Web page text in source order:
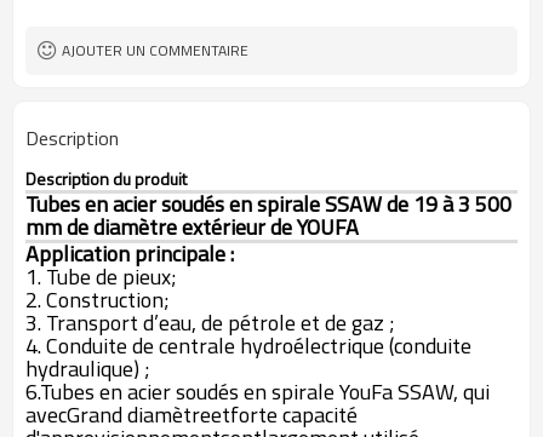
AJOUTER UN COMMENTAIRE
Description
Description du produit
Tubes en acier soudés en spirale SSAW de 19 à 3 500
mm de diamètre extérieur de YOUFA
Application principale :
1. Tube de pieux;
2. Construction;
3. Transport d’eau, de pétrole et de gaz ;
4. Conduite de centrale hydroélectrique (conduite
hydraulique) ;
6.Tubes en acier soudés en spirale YouFa SSAW, qui
avecGrand diamètreetforte capacité